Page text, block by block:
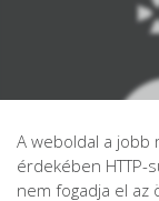
A weboldal a jobb
érdekében HTTP-
nem fogadja el az